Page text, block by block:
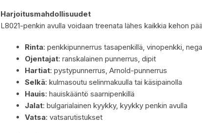
Harjoitusmahdollisuudet
L8021-penkin avulla voidaan treenata lähes kaikkia kehon
Rinta: penkkipunnerrus tasapenkillä, vinopenkki,
Ojentajat: ranskalainen punnerrus, dipit
Hartiat: pystypunnerrus, Arnold-punnerrus
Selkä: kulmasoutu selinmakuulla tai käsipainolla
Hauis: hauiskääntö saarnipenkillä
Jalat: bulgarialainen kyykky, kyykky penkin avulla
Vatsa: vatsarutistukset